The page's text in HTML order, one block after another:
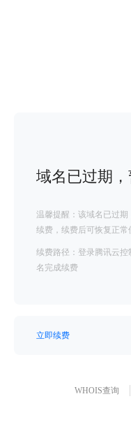
域名已过期
温馨提醒：该域名已过
续费，续费后可恢复正常
续费路径：登录腾讯云
名完成续费
立即续费
WHOIS查询